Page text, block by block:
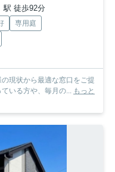
駅 徒歩92分
専用庭
現状から最適な窓口をご提
いる方や、毎月の...
もっと